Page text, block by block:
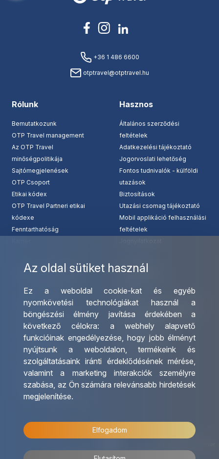
Az oldal sütiket használ
Ez a weboldal cookie-kat és egyéb
nyomkövetési technológiákat használ a
böngészési élmény javítása érdekében a
következő célokra: a webhely alapvető
funkcióinak engedélyezése, hogy jobb élményt
nyújtsunk a weboldalon,termékeink és
szolgáltatásaink iránti érdeklődésének mérése,
valamint a marketing interakciók személyre
szabása, az Ön számára relevánsabb hirdetések
megjelenítése.
Elfogadom
+36 1 486 6600
otptravel@otptravel.hu
Rólunk
Bemutatkozunk
OTP Travel management
Az OTP Travel
minőségpolitikája
Sajtómegjelenések
OTP Csoport
Etikai kódex
OTP Travel Partneri etikai
kódexe
Fenntarthatóság
Hasznos
Általános szerződési
feltételek
Adatkezelési tájékoztató
Jogorvoslati lehetőség
Fontos tudnivalók - külföldi
utazások
Biztosítások
Utazási csomag tájékoztató
Mobil applikáció felhasználási
feltételek
Szolgáltatásaink
Csoportos utazások
szervezése
Egyéni utak szervezése
Hajóutak
Üzleti utaztatás
Nemzetközi tanár és
diákigazolványok
Letölthető katalógusunk
Ajándékutalvány
OTP Travel kedvezmények
Kapcsolat
Irodáink
Utazásszervező partnereink
Viszonteladó Partnereink
Partnereinknek
Utazási kérdőív
Impresszum